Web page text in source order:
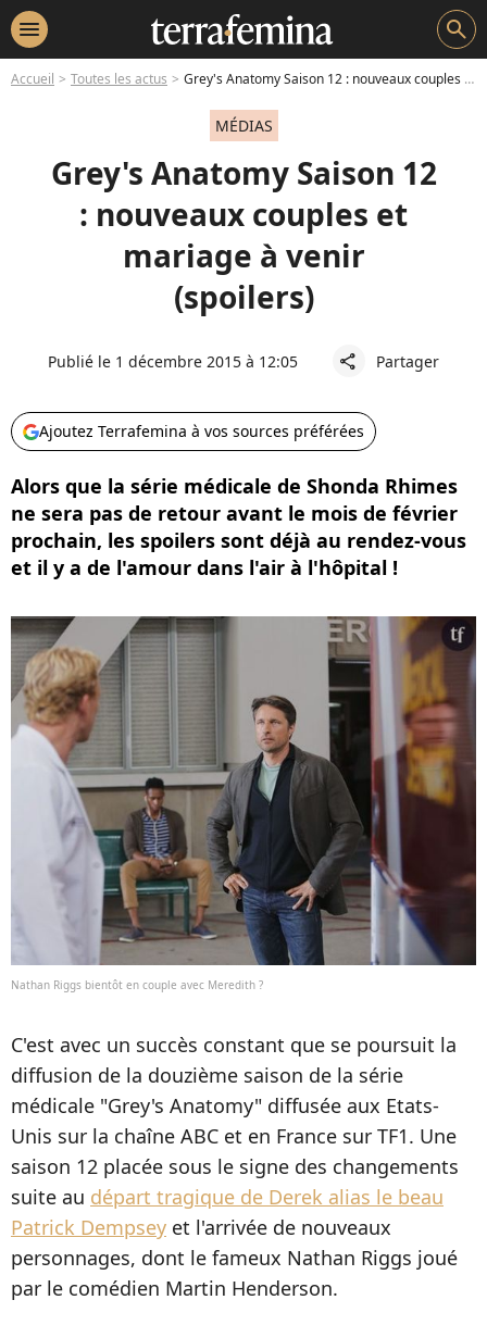
menu search
Accueil Toutes les actus Grey's Anatomy Saison 12 : nouveaux couples et mariage à venir (spoilers)
MÉDIAS
Grey's Anatomy Saison 12
: nouveaux couples et
mariage à venir
(spoilers)
Publié le 1 décembre 2015 à 12:05 share Partager
Ajoutez Terrafemina à vos sources préférées
Alors que la série médicale de Shonda Rhimes
ne sera pas de retour avant le mois de février
prochain, les spoilers sont déjà au rendez-vous
et il y a de l'amour dans l'air à l'hôpital !
Nathan Riggs bientôt en couple avec Meredith ?
C'est avec un succès constant que se poursuit la
diffusion de la douzième saison de la série
médicale "Grey's Anatomy" diffusée aux Etats-
Unis sur la chaîne ABC et en France sur TF1. Une
saison 12 placée sous le signe des changements
suite au départ tragique de Derek alias le beau
Patrick Dempsey et l'arrivée de nouveaux
personnages, dont le fameux Nathan Riggs joué
par le comédien Martin Henderson.